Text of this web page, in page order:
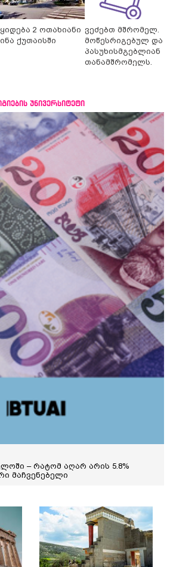
2 ოთახიანი
ქუთაისში
ვეძებთ მშრომელ.
მოწესრიგებულ და
პასუხისმგებლიან
თანამშრომელს.
უნივერსიტეტი
– რატომ აღარ არის 5.8%
მაჩვენებელი